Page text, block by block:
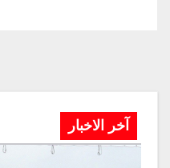
آخر الاخبار